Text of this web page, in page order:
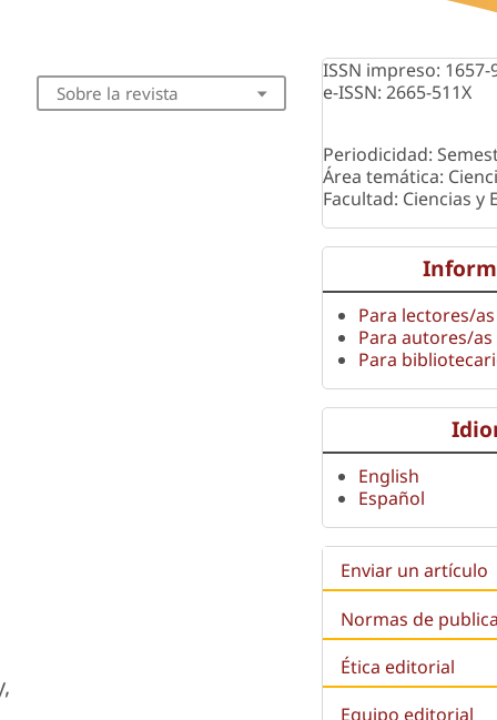
Sobre la revista
ISSN impreso: 1657-
e-ISSN: 2665-511X
Periodicidad:
Área temática:
Facultad: Ciencias y
Para lectores/as
Para autores/as
Para
English
Español
Enviar un artículo
Normas de
Ética editorial
Equipo editorial